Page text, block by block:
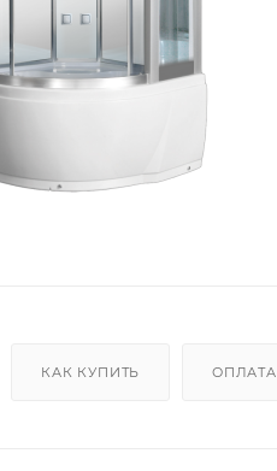
КАК КУПИТЬ ОПЛАТА